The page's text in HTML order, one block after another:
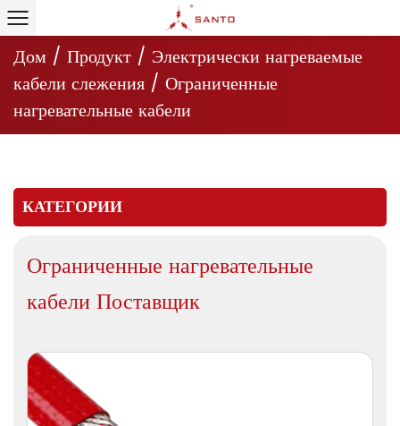
Дом / Продукт / Электрически нагреваемые
кабели слежения / Ограниченные
нагревательные кабели
КАТЕГОРИИ
Ограниченные нагревательные
кабели Поставщик